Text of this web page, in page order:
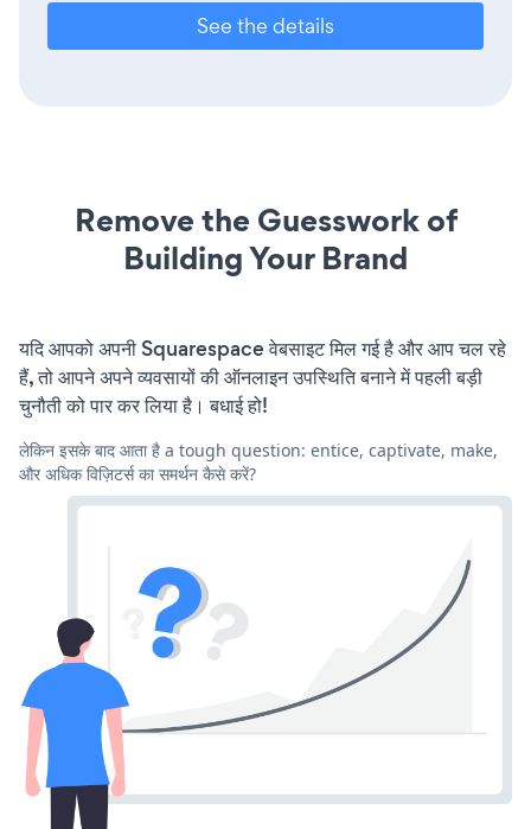
See the details
Remove the Guesswork of
Building Your Brand
यदि आपको अपनी Squarespace वेबसाइट मिल गई है और आप चल रहे
हैं, तो आपने अपने व्यवसायों की ऑनलाइन उपस्थिति बनाने में पहली बड़ी
चुनौती को पार कर लिया है। बधाई हो!
लेकिन इसके बाद आता है a tough question: entice, captivate, make,
और अधिक विज़िटर्स का समर्थन कैसे करें?